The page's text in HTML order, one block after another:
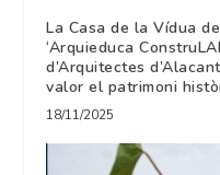
La Casa de la Vídua
‘Arquieduca
d’Arquitectes
valor el patrimoni
18/11/2025